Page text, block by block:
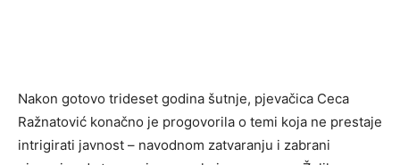
Nakon gotovo trideset godina šutnje, pjevačica Ceca
Ražnatović konačno je progovorila o temi koja ne prestaje
intrigirati javnost – navodnom zatvaranju i zabrani